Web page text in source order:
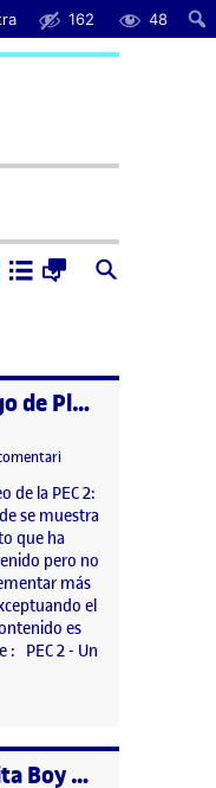
162 48
PEC 2: Un Juego de Plataformas
2022 11:24 pm
el PEC 2: Un Juego de
de la PEC 2:
se muestra
que ha
pero no
más
el
es
: PEC 2 - Un
PEC 2 – Amanita Boy – Quim Colobrans Ramírez